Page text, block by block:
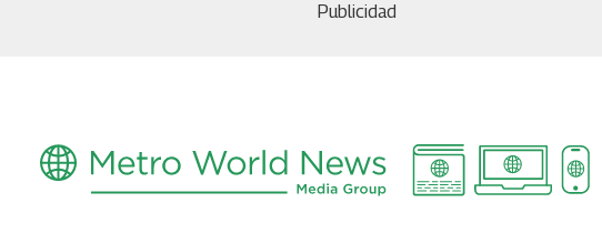
Publicidad